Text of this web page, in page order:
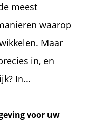
meest
waarop
Maar
in, en
In...
voor uw